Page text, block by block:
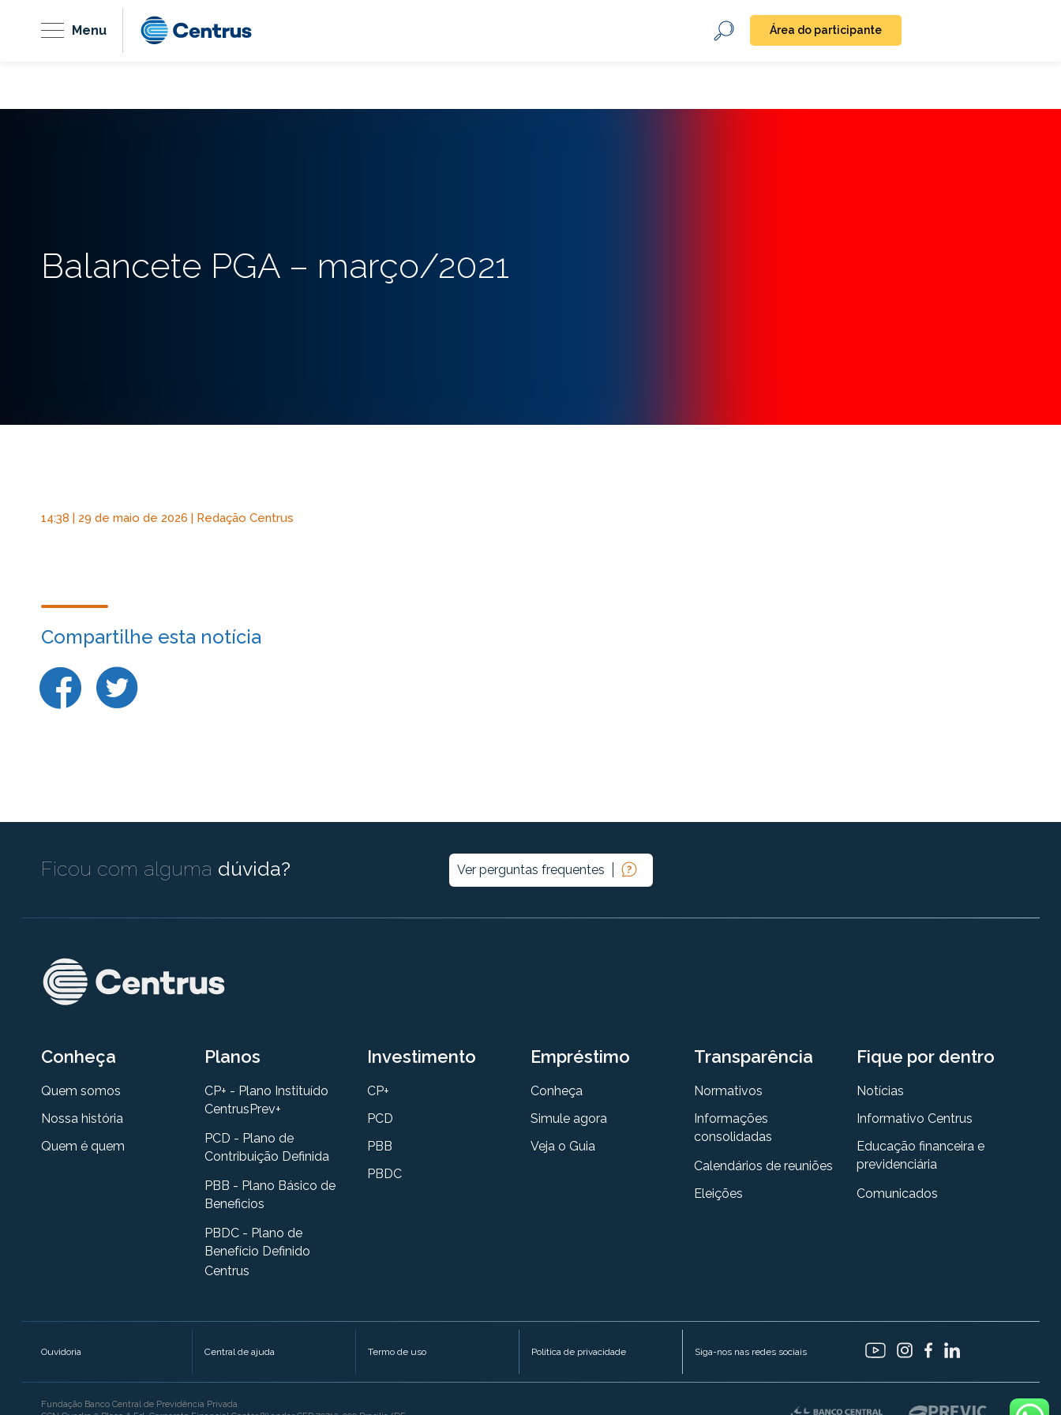
Menu Área do participante
Balancete PGA – março/2021
14:38 | 29 de maio de 2026 | Redação Centrus
Compartilhe esta notícia
Ficou com alguma dúvida? Ver perguntas frequentes
Conheça
Quem somos
Nossa história
Quem é quem
Planos
CP+ - Plano Instituído
CentrusPrev+
PCD - Plano de
Contribuição Definida
PBB - Plano Básico de
Beneficios
PBDC - Plano de
Benefício Definido
Centrus
Investimento
CP+
PCD
PBB
PBDC
Empréstimo
Conheça
Simule agora
Veja o Guia
Transparência
Normativos
Informações
consolidadas
Calendários de reuniões
Eleições
Fique por dentro
Notícias
Informativo Centrus
Educação financeira e
previdenciária
Comunicados
Ouvidoria Central de ajuda Termo de uso Política de privacidade Siga-nos nas redes sociais
Fundação Banco Central de Previdência Privada